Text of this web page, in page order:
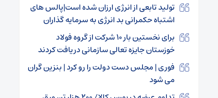
تولید تابعی از انرژی ارزان شده است|پالس های
اشتباه حکمرانی بد انرژی به سرمایه گذاران
برای نخستین بار ۱۰ شرکت از گروه فولاد
خوزستان جایزه تعالی سازمانی دریافت کردند
فوری | مجلس دست دولت را رو کرد | بنزین گران
می شود